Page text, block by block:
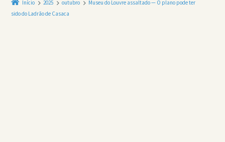
Início 2025 outubro
Museu do Louvre assaltado — O plano pode ter
sido do Ladrão de Casaca